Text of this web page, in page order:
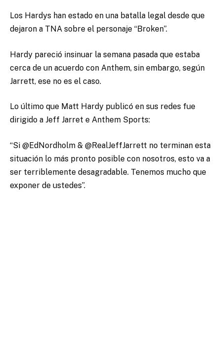
Los Hardys han estado en una batalla legal desde que
dejaron a TNA sobre el personaje “Broken”.
Hardy pareció insinuar la semana pasada que estaba
cerca de un acuerdo con Anthem, sin embargo, según
Jarrett, ese no es el caso.
Lo último que Matt Hardy publicó en sus redes fue
dirigido a Jeff Jarret e Anthem Sports:
“Si @EdNordholm & @RealJeffJarrett no terminan esta
situación lo más pronto posible con nosotros, esto va a
ser terriblemente desagradable. Tenemos mucho que
exponer de ustedes”.